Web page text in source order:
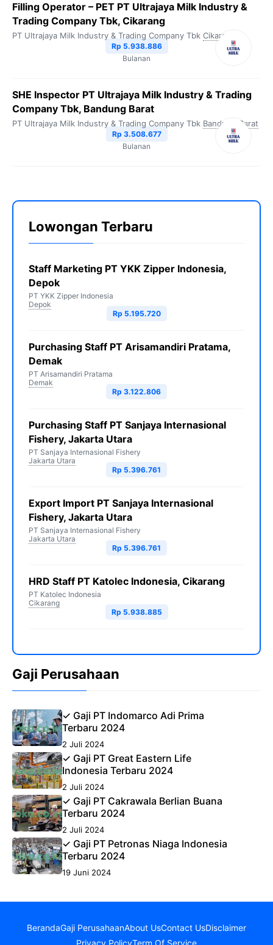
Filling Operator – PET PT Ultrajaya Milk Industry &
Trading Company Tbk, Cikarang
PT Ultrajaya Milk Industry & Trading Company Tbk Cikarang
Rp 5.938.886
Bulanan
SHE Inspector PT Ultrajaya Milk Industry & Trading
Company Tbk, Bandung Barat
PT Ultrajaya Milk Industry & Trading Company Tbk Bandung Barat
Rp 3.508.677
Bulanan
Lowongan Terbaru
Staff Marketing PT YKK Zipper Indonesia,
Depok
PT YKK Zipper Indonesia
Depok
Rp 5.195.720
Purchasing Staff PT Arisamandiri Pratama,
Demak
PT Arisamandiri Pratama
Demak
Rp 3.122.806
Purchasing Staff PT Sanjaya Internasional
Fishery, Jakarta Utara
PT Sanjaya Internasional Fishery
Jakarta Utara
Rp 5.396.761
Export Import PT Sanjaya Internasional
Fishery, Jakarta Utara
PT Sanjaya Internasional Fishery
Jakarta Utara
Rp 5.396.761
HRD Staff PT Katolec Indonesia, Cikarang
PT Katolec Indonesia
Cikarang
Rp 5.938.885
Gaji Perusahaan
✓ Gaji PT Indomarco Adi Prima
Terbaru 2024
2 Juli 2024
✓ Gaji PT Great Eastern Life
Indonesia Terbaru 2024
2 Juli 2024
✓ Gaji PT Cakrawala Berlian Buana
Terbaru 2024
2 Juli 2024
✓ Gaji PT Petronas Niaga Indonesia
Terbaru 2024
19 Juni 2024
BerandaGaji PerusahaanAbout UsContact UsDisclaimer